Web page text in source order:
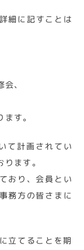
細に記すことは
、
す。
て計画されてい
ます。
おり、会員とい
務方の皆さまに
立てることを期